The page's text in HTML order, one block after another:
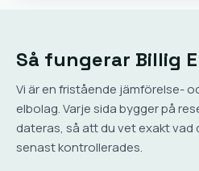
Så fungerar Billig
Vi är en fristående jämförelse-
elbolag. Varje sida bygger på
dateras, så att du vet exakt vad
senast kontrollerades.